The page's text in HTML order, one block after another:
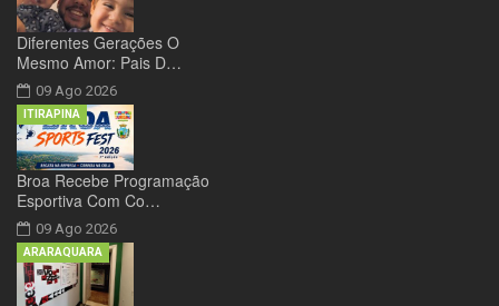
Diferentes Gerações O
Mesmo Amor: Pais D…
09 Ago 2026
Broa Recebe Programação
Esportiva Com Co…
09 Ago 2026
ITIRAPINA
ARARAQUARA